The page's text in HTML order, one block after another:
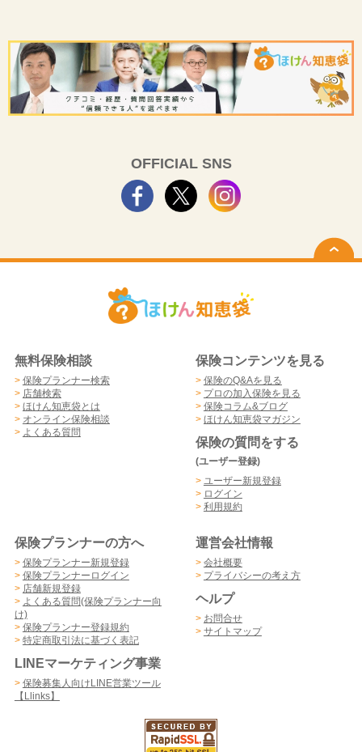
OFFICIAL SNS
無料保険相談
> 保険プランナー検索
> 店舗検索
> ほけん知恵袋とは
> オンライン保険相談
> よくある質問
保険コンテンツを見る
> 保険のQ&Aを見る
> プロの加入保険を見る
> 保険コラム&ブログ
> ほけん知恵袋マガジン
保険の質問をする
(ユーザー登録)
> ユーザー新規登録
> ログイン
> 利用規約
保険プランナーの方へ
> 保険プランナー新規登録
> 保険プランナーログイン
> 店舗新規登録
> よくある質問(保険プランナー向
け)
> 保険プランナー登録規約
> 特定商取引法に基づく表記
LINEマーケティング事業
> 保険募集人向けLINE営業ツール
【Llinks】
運営会社情報
> 会社概要
> プライバシーの考え方
ヘルプ
> お問合せ
> サイトマップ